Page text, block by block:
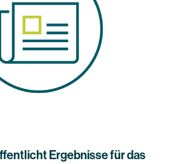
Ergebnisse für das